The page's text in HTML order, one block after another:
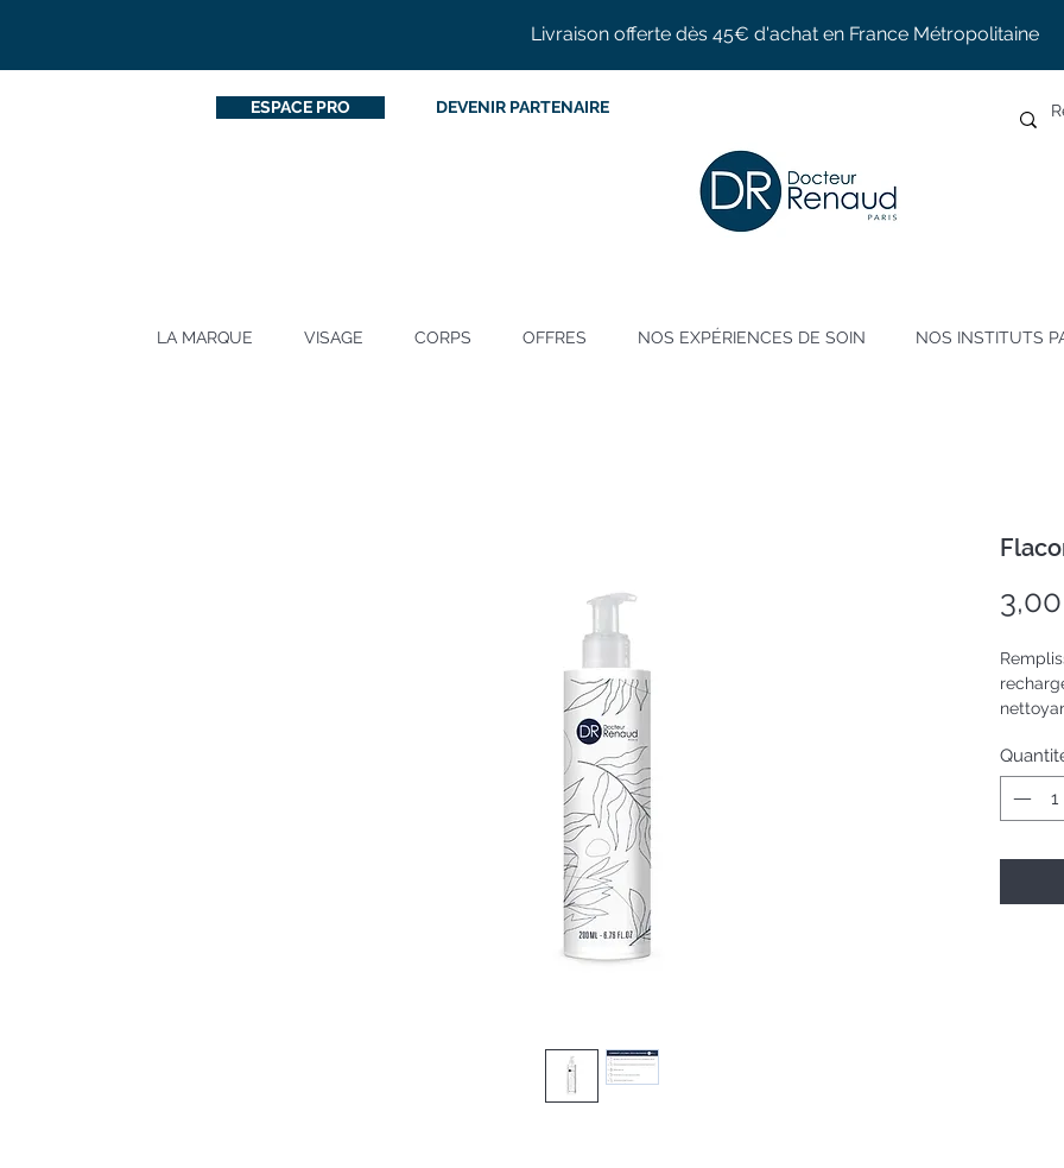
Livraison offerte dès 45€ d'achat en France Métropolitaine
ESPACE PRO DEVENIR PARTENAIRE
LA MARQUE VISAGE CORPS OFFRES NOS EXPÉRIENCES DE SOIN NOS INSTITUTS
remplir
1 éco-
Un
d'une